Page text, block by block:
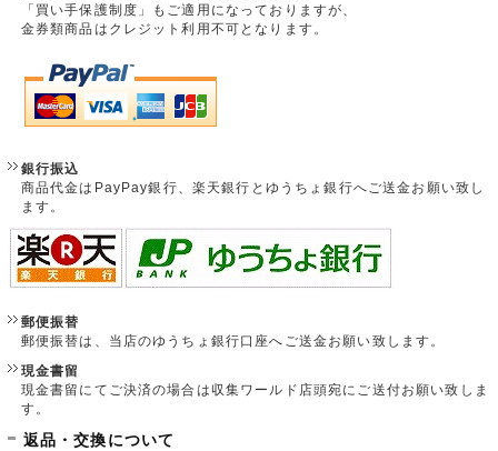
「買い手保護制度」もご適用になっておりますが、
金券類商品はクレジット利用不可となります。
銀行振込
商品代金はPayPay銀行、楽天銀行とゆうちょ銀行へご送金お願い致し
ます。
郵便振替
郵便振替は、当店のゆうちょ銀行口座へご送金お願い致します。
現金書留
現金書留にてご決済の場合は収集ワールド店頭宛にご送付お願い致しま
す。
返品・交換について